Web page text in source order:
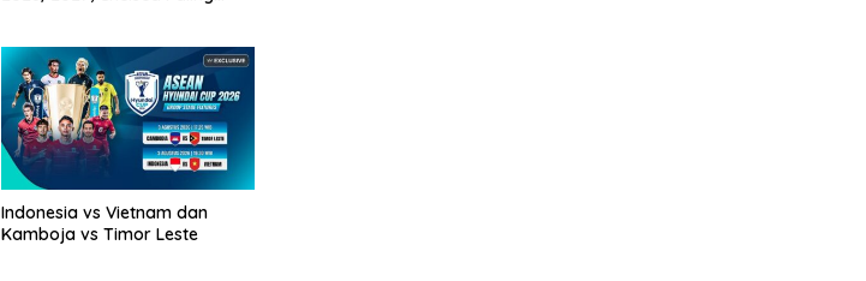
Indonesia vs Vietnam dan
Kamboja vs Timor Leste